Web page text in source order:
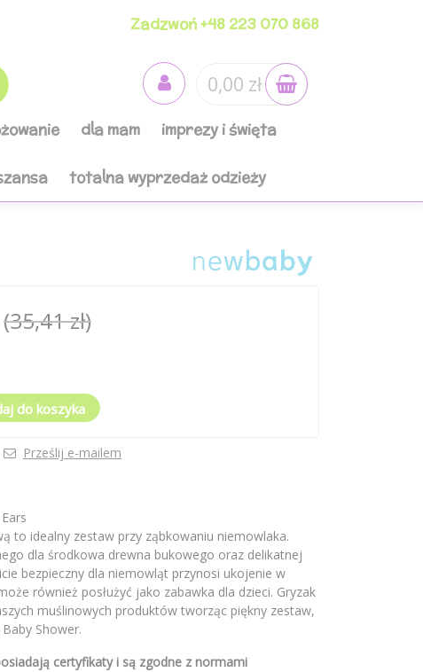
Zadzwoń +48 223 070 868
0,00 zł
dla mam imprezy i święta
totalna wyprzedaż odzieży
(35,41 zł)
do koszyka
Prześlij e-mailem
to idealny zestaw przy ząbkowaniu niemowlaka.
dla środkowa drewna bukowego oraz delikatnej
bezpieczny dla niemowląt przynosi ukojenie w
również posłużyć jako zabawka dla dzieci. Gryzak
muślinowych produktów tworząc piękny zestaw,
Shower.
certyfikaty i są zgodne z normami